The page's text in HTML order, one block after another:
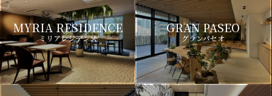
MYRIA RESIDENCE
ミリアレジデンス
GRAN PASEO
グランパセオ